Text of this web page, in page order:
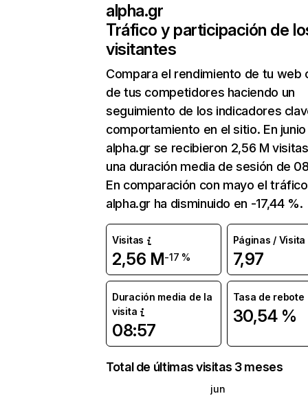
alpha.gr
Tráfico y participación de
visitantes
Compara el rendimiento de tu web
de tus competidores haciendo un
seguimiento de los indicadores
comportamiento en el sitio. En junio
alpha.gr se recibieron 2,56 M
una duración media de sesión de
En comparación con mayo el
alpha.gr ha disminuido en -17,44 %.
Visitas
2,56 M-17 %
Páginas / Visita
7,97
Duración media de la
visita
08:57
Tasa de rebote
30,54 %
Total de últimas visitas 3 meses
jun